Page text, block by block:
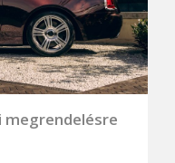
megrendelésre